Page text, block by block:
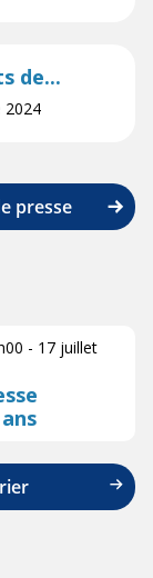
de...
2024
presse
- 17 juillet